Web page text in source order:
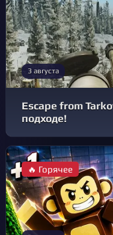
3 августа
Escape from
подходе!
🔥 Горячее